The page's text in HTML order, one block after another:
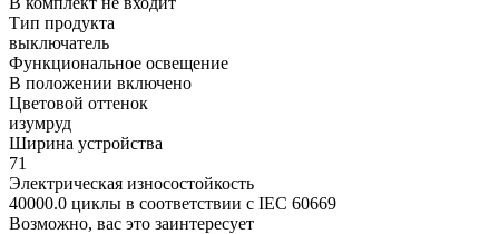
Тип продукта
выключатель
Функциональное освещение
В положении включено
Цветовой оттенок
изумруд
Ширина устройства
71
Электрическая износостойкость
40000.0 циклы в соответствии с IEC 60669
Возможно, вас это заинтересует